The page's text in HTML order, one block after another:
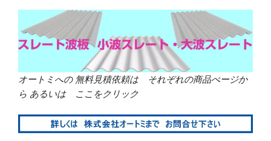
オートミへの 無料見積依頼は それぞれの商品ぺージか
ら あるいは ここをクリック